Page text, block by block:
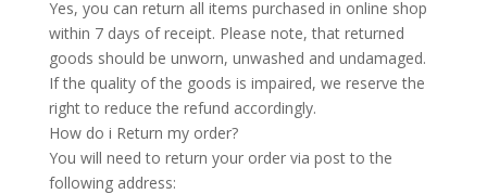
Yes, you can return all items purchased in online shop
within 7 days of receipt. Please note, that returned
goods should be unworn, unwashed and undamaged.
If the quality of the goods is impaired, we reserve the
right to reduce the refund accordingly.
How do i Return my order?
You will need to return your order via post to the
following address: